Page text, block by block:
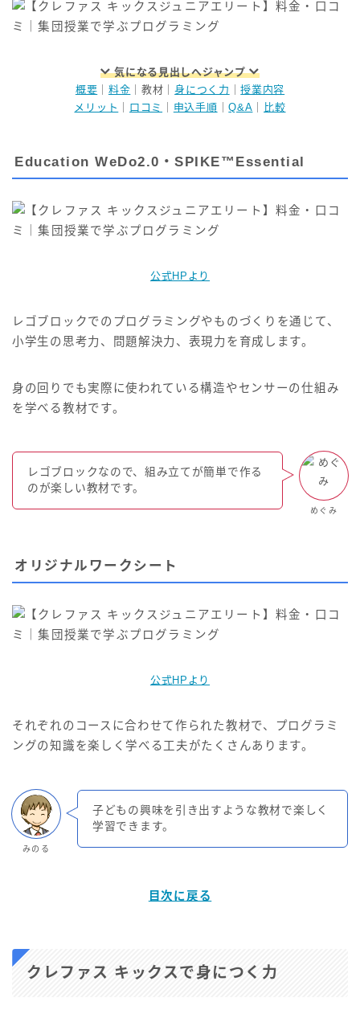
気になる見出しへジャンプ
概要
料金 ｜教材｜身につく力 ｜授業内容
メリット
口コミ 申込手順 ｜Q&A 比較
Education WeDo2.0・SPIKE™Essential
公式HPより
レゴブロックでのプログラミングやものづくりを通じて、
小学生の思考力、問題解決力、表現力を育成します。
身の回りでも実際に使われている構造やセンサーの仕組み
を学べる教材です。
めぐみ
レゴブロックなので、組み立てが簡単で作る
のが楽しい教材です。
オリジナルワークシート
公式HPより
それぞれのコースに合わせて作られた教材で、プログラミ
ングの知識を楽しく学べる工夫がたくさんあります。
みのる
子どもの興味を引き出すような教材で楽しく
学習できます。
目次に戻る
クレファス キックスで身につく力